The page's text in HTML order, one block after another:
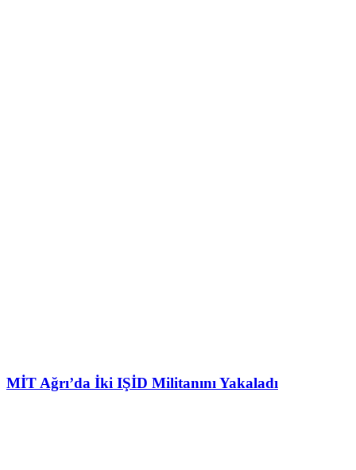
MİT Ağrı’da İki IŞİD Militanını Yakaladı